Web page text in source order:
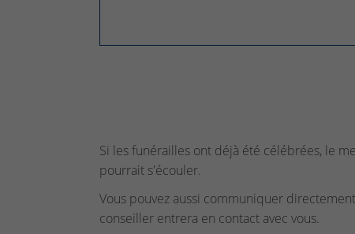
Si les funérailles ont déjà été célébrées, le
pourrait s'écouler.
Vous pouvez aussi communiquer
conseiller entrera en contact avec vous.